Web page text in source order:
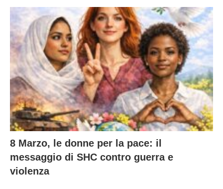
8 Marzo, le donne per la pace: il
messaggio di SHC contro guerra e
violenza